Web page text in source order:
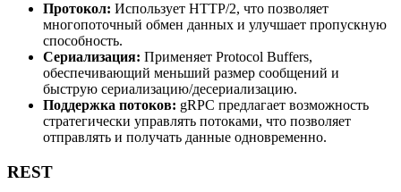
Протокол: Использует HTTP/2, что позволяет
многопоточный обмен данных и улучшает пропускную
способность.
Сериализация: Применяет Protocol Buffers,
обеспечивающий меньший размер сообщений и
быструю сериализацию/десериализацию.
Поддержка потоков: gRPC предлагает возможность
стратегически управлять потоками, что позволяет
отправлять и получать данные одновременно.
REST